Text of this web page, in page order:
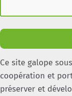
Ce site galope sous
coopération et
préserver et